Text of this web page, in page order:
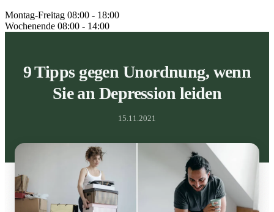
Montag-Freitag 08:00 - 18:00
Wochenende 08:00 - 14:00
9 Tipps gegen Unordnung, wenn
Sie an Depression leiden
15.11.2021